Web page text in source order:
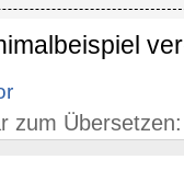
zum Übersetzen: